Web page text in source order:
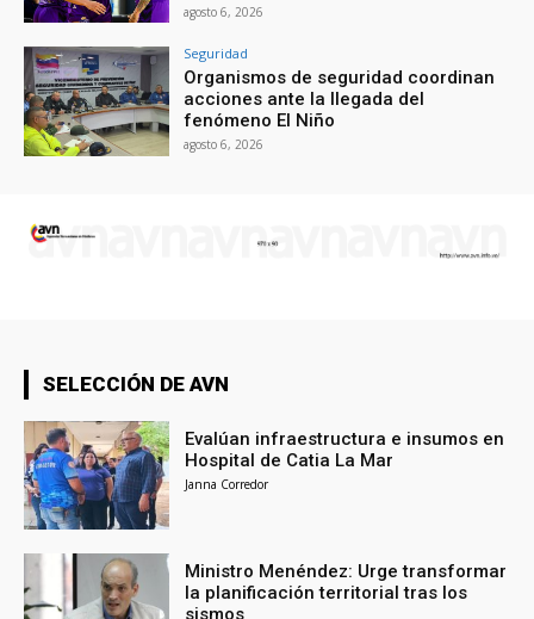
agosto 6, 2026
Seguridad
Organismos de seguridad coordinan
acciones ante la llegada del
fenómeno El Niño
agosto 6, 2026
SELECCIÓN DE AVN
Evalúan infraestructura e insumos en
Hospital de Catia La Mar
Janna Corredor
Ministro Menéndez: Urge transformar
la planificación territorial tras los
sismos